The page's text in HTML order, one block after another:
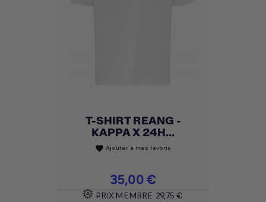
T-SHIRT REANG -
KAPPA X 24H...
favorite Ajouter à mes favoris
Prix
35,00 €
PRIX MEMBRE 29,75 €